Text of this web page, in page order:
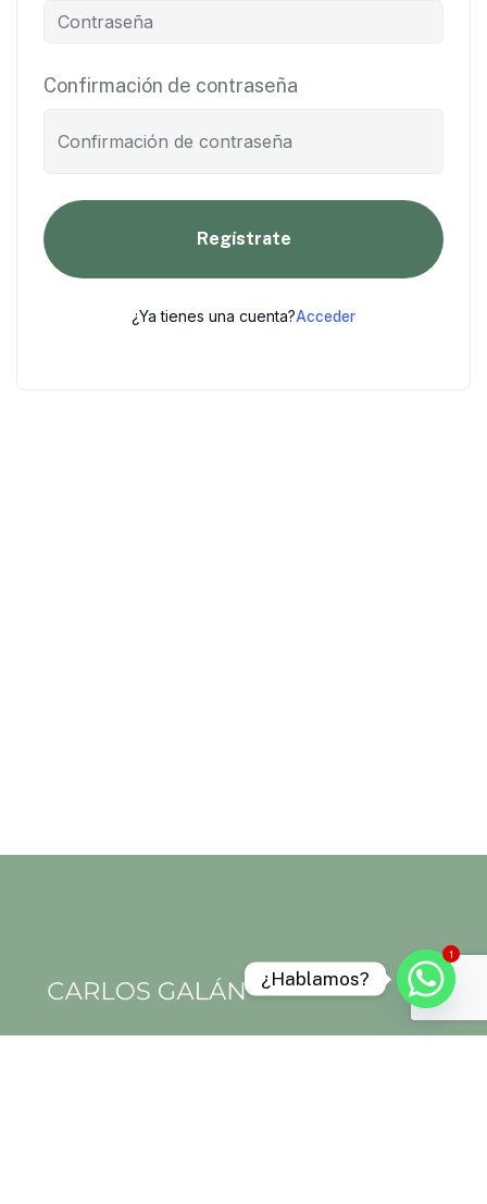
Confirmación de contraseña
Regístrate
¿Ya tienes una cuenta?Acceder
1
¿Hablamos?